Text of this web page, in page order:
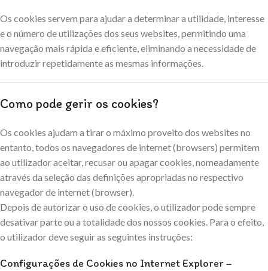
Os cookies servem para ajudar a determinar a utilidade, interesse
e o número de utilizações dos seus websites, permitindo uma
navegação mais rápida e eficiente, eliminando a necessidade de
introduzir repetidamente as mesmas informações.
Como pode gerir os cookies?
Os cookies ajudam a tirar o máximo proveito dos websites no
entanto, todos os navegadores de internet (browsers) permitem
ao utilizador aceitar, recusar ou apagar cookies, nomeadamente
através da seleção das definições apropriadas no respectivo
navegador de internet (browser).
Depois de autorizar o uso de cookies, o utilizador pode sempre
desativar parte ou a totalidade dos nossos cookies. Para o efeito,
o utilizador deve seguir as seguintes instruções:
Configurações de Cookies no Internet Explorer –